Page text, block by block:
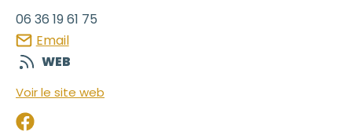
06 36 19 61 75
Email
WEB
Voir le site web